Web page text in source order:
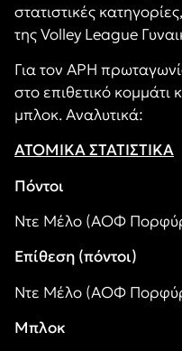
στατιστικές
της Volley League
Για τον ΑΡΗ
στο επιθετικό
μπλοκ. Αναλυτικά:
ΑΤΟΜΙΚΑ ΣΤΑΤΙΣΤΙΚΑ
Πόντοι
Ντε Μέλο (ΑΟΦ
Επίθεση (πόντοι)
Ντε Μέλο (ΑΟΦ
Μπλοκ